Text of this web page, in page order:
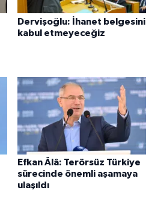
Dervişoğlu: İhanet belgesini
kabul etmeyeceğiz
Efkan Âlâ: Terörsüz Türkiye
sürecinde önemli aşamaya
ulaşıldı